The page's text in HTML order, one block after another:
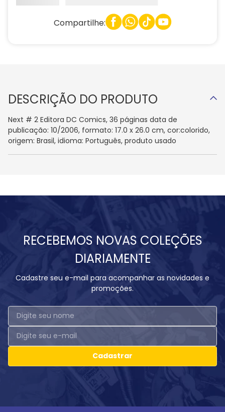
Compartilhe:
DESCRIÇÃO DO PRODUTO
Next # 2 Editora DC Comics, 36 páginas data de
publicação: 10/2006, formato: 17.0 x 26.0 cm, cor:colorido,
origem: Brasil, idioma: Português, produto usado
RECEBEMOS NOVAS COLEÇÕES
DIARIAMENTE
Cadastre seu e-mail para acompanhar as novidades e
promoções.
Cadastrar